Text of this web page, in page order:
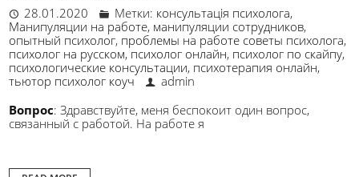
28.01.2020 Метки: консультація психолога,
Манипуляции на работе, манипуляции сотрудников,
опытный психолог, проблемы на работе советы психолога,
психолог на русском, психолог онлайн, психолог по скайпу,
психологические консультации, психотерапия онлайн,
тьютор психолог коуч
admin
Вопрос: Здравствуйте, меня беспокоит один вопрос,
связанный с работой. На работе я